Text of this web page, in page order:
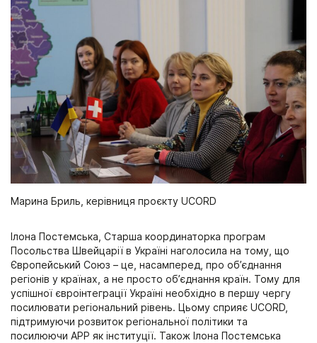
Марина Бриль, керівниця проєкту UCORD
Ілона Постемська, Старша координаторка програм
Посольства Швейцарії в Україні наголосила на тому, що
Європейський Союз – це, насамперед, про об’єднання
регіонів у країнах, а не просто об’єднання країн. Тому для
успішної євроінтеграції Україні необхідно в першу чергу
посилювати регіональний рівень. Цьому сприяє UCORD,
підтримуючи розвиток регіональної політики та
посилюючи АРР як інституції. Також Ілона Постемська